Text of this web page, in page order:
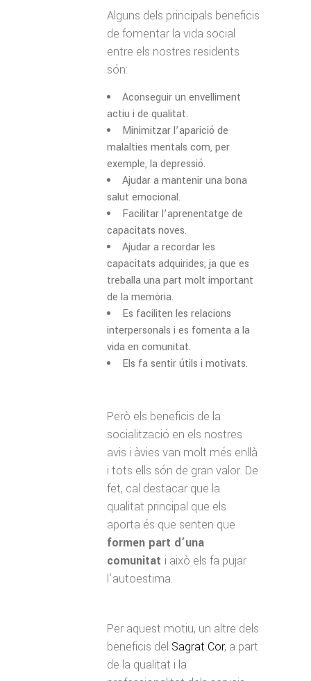
Alguns dels principals beneficis
de fomentar la vida social
entre els nostres residents
són:
Aconseguir un envelliment
actiu i de qualitat.
Minimitzar l’aparició de
malalties mentals com, per
exemple, la depressió.
Ajudar a mantenir una bona
salut emocional.
Facilitar l’aprenentatge de
capacitats noves.
Ajudar a recordar les
capacitats adquirides, ja que es
treballa una part molt important
de la memòria.
Es faciliten les relacions
interpersonals i es fomenta a la
vida en comunitat.
Els fa sentir útils i motivats.
Però els beneficis de la
socialització en els nostres
avis i àvies van molt més enllà
i tots ells són de gran valor. De
fet, cal destacar que la
qualitat principal que els
aporta és que senten que
formen part d’una
comunitat i això els fa pujar
l’autoestima.
Per aquest motiu, un altre dels
beneficis del Sagrat Cor, a part
de la qualitat i la